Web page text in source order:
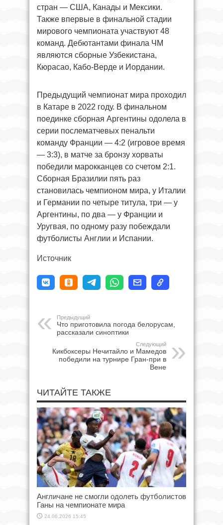
стран — США, Канады и Мексики.
Также впервые в финальной стадии
мирового чемпионата участвуют 48
команд. Дебютантами финала ЧМ
являются сборные Узбекистана,
Кюрасао, Кабо-Верде и Иордании.
Предыдущий чемпионат мира проходил
в Катаре в 2022 году. В финальном
поединке сборная Аргентины одолела в
серии послематчевых пенальти
команду Франции — 4:2 (игровое время
— 3:3), в матче за бронзу хорваты
победили марокканцев со счетом 2:1.
Сборная Бразилии пять раз
становилась чемпионом мира, у Италии
и Германии по четыре титула, три — у
Аргентины, по два — у Франции и
Уругвая, по одному разу побеждали
футболисты Англии и Испании.
Источник
Предыдущий
Что приготовила погода белорусам,
рассказали синоптики
Следующий
Кикбоксеры Нечитайло и Мамедов
победили на турнире Гран-при в
Вене
ЧИТАЙТЕ ТАКЖЕ
Англичане не смогли одолеть футболистов
Ганы на чемпионате мира
24.06.2026 15:45